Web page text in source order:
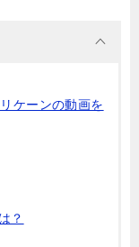
ケーンの動画を
？